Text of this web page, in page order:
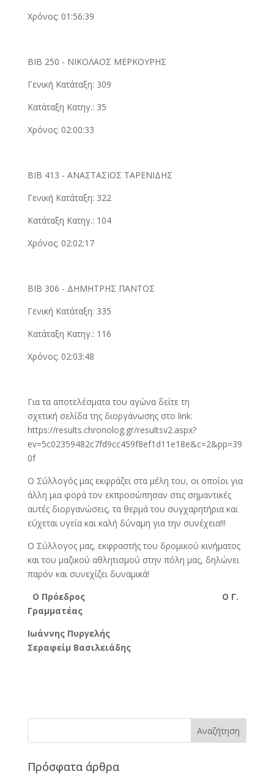
Χρόνος: 01:56:39
ΒΙΒ 250 - ΝΙΚΟΛΑΟΣ ΜΕΡΚΟΥΡΗΣ
Γενική Κατάταξη: 309
Κατάταξη Κατηγ.: 35
Χρόνος: 02:00:33
ΒΙΒ 413 - ΑΝΑΣΤΑΣΙΟΣ ΤΑΡΕΝΙΔΗΣ
Γενική Κατάταξη: 322
Κατάταξη Κατηγ.: 104
Χρόνος: 02:02:17
ΒΙΒ 306 - ΔΗΜΗΤΡΗΣ ΠΑΝΤΟΣ
Γενική Κατάταξη: 335
Κατάταξη Κατηγ.: 116
Χρόνος: 02:03:48
Για τα αποτελέσματα του αγώνα δείτε τη
σχετική σελίδα της διοργάνωσης στο link:
https://results.chronolog.gr/resultsv2.aspx?
ev=5c02359482c7fd9cc459f8ef1d11e18e&c=2&pp=39
0f
Ο Σύλλογός μας εκφράζει στα μέλη του, οι οποίοι για
άλλη μια φορά τον εκπροσώπησαν στις σημαντικές
αυτές διοργανώσεις, τα θερμά του συγχαρητήρια και
εύχεται υγεία και καλή δύναμη για την συνέχεια!!!
Ο Σύλλογος μας, εκφραστής του δρομικού κινήματος
και του μαζικού αθλητισμού στην πόλη μας, δηλώνει
παρόν και συνεχίζει δυναμικά!
Ο Πρόεδρος Ο Γ.
Γραμματέας
Ιωάννης Πυργελής
Σεραφείμ Βασιλειάδης
Πρόσφατα άρθρα